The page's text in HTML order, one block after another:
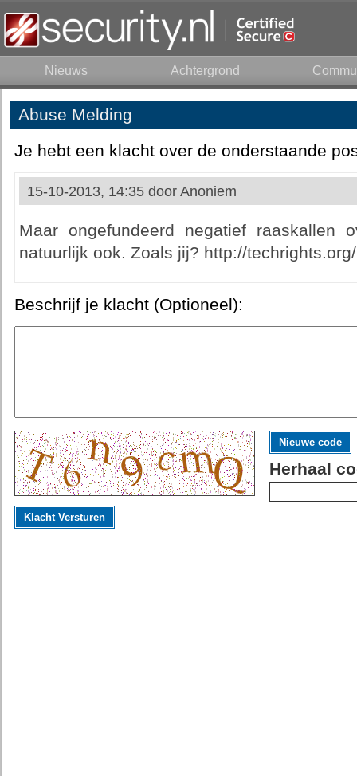
Nieuws Achtergrond
Abuse Melding
Je hebt een klacht over de onderstaande
15-10-2013, 14:35 door Anoniem
Maar ongefundeerd negatief raaskallen
natuurlijk ook. Zoals jij? http://
Beschrijf je klacht (Optioneel):
Nieuwe code
Herhaal
Klacht Versturen